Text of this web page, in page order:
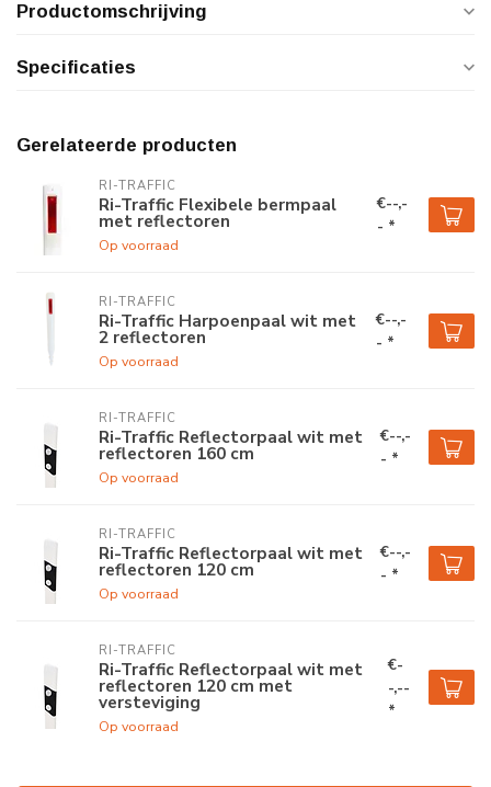
Productomschrijving
Specificaties
Gerelateerde producten
RI-TRAFFIC
Ri-Traffic Flexibele bermpaal
met reflectoren
Op voorraad
€--,-
- *
RI-TRAFFIC
Ri-Traffic Harpoenpaal wit met
2 reflectoren
Op voorraad
€--,-
- *
RI-TRAFFIC
Ri-Traffic Reflectorpaal wit met
reflectoren 160 cm
Op voorraad
€--,-
- *
RI-TRAFFIC
Ri-Traffic Reflectorpaal wit met
reflectoren 120 cm
Op voorraad
€--,-
- *
RI-TRAFFIC
Ri-Traffic Reflectorpaal wit met
reflectoren 120 cm met
versteviging
Op voorraad
€-
-,--
*